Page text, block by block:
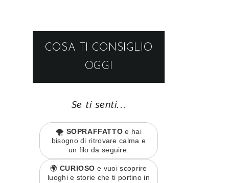
COSA TI CONSIGLIO
OGGI
Se ti senti...
🌪️ SOPRAFFATTO e hai
bisogno di ritrovare calma e
un filo da seguire.
🌍 CURIOSO e vuoi scoprire
luoghi e storie che ti portino in